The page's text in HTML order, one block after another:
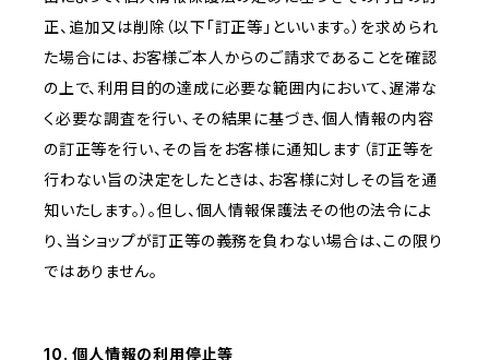
正、追加又は削除（以下「訂正等」といいます。）を求められ
た場合には、お客様ご本人からのご請求であることを確認
の上で、利用目的の達成に必要な範囲内において、遅滞な
く必要な調査を行い、その結果に基づき、個人情報の内容
の訂正等を行い、その旨をお客様に通知します（訂正等を
行わない旨の決定をしたときは、お客様に対しその旨を通
知いたします。）。但し、個人情報保護法その他の法令によ
り、当ショップが訂正等の義務を負わない場合は、この限り
ではありません。
10. 個人情報の利用停止等